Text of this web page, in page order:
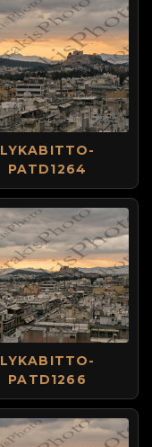
LYKABITTO-
PATD1264
LYKABITTO-
PATD1266